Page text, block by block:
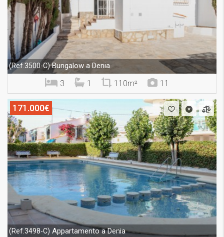
(Ref.3500-C)Bungalow a Denia
3 1 110m² 11
171.000€
(Ref.3498-C) Appartamento a Denia